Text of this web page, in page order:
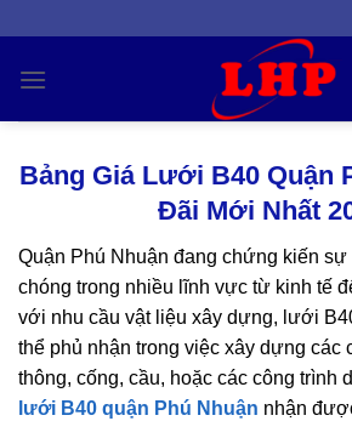
content
Bảng Giá Lưới B40 Quận
Đãi Mới Nhất
Quận Phú Nhuận đang chứng kiến sự
chóng trong nhiều lĩnh vực từ kinh tế
với nhu cầu vật liệu xây dựng, lưới
thể phủ nhận trong việc xây dựng các
thông, cống, cầu, hoặc các công trình
lưới B40 quận Phú Nhuận nhận